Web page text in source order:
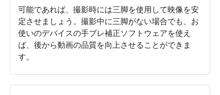
可能であれば、撮影時には三脚を使用して映像を安
定させましょう。撮影中に三脚がない場合でも、お
使いのデバイスの手ブレ補正ソフトウェアを使え
ば、後から動画の品質を向上させることができま
す。